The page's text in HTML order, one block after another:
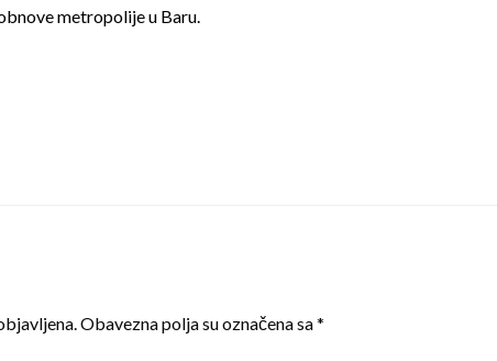
metropolije u Baru.
Obavezna polja su označena sa*